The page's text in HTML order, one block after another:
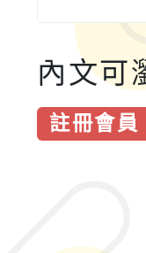
內文可
註冊會員